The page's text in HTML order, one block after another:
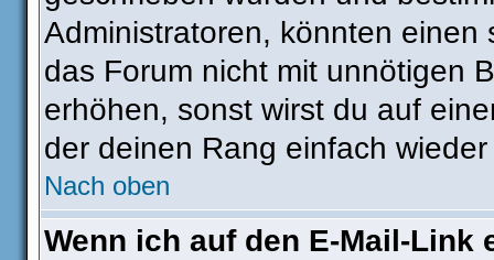
Administratoren, könnten
das Forum nicht mit unnötigen
erhöhen, sonst wirst du auf
der deinen Rang einfach
Nach oben
Wenn ich auf den E-Mail-